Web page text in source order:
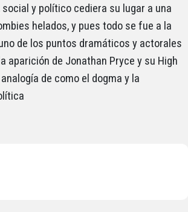
y político cediera su lugar a una
helados, y pues todo se fue a la
de los puntos dramáticos y actorales
aparición de Jonathan Pryce y su High
de como el dogma y la